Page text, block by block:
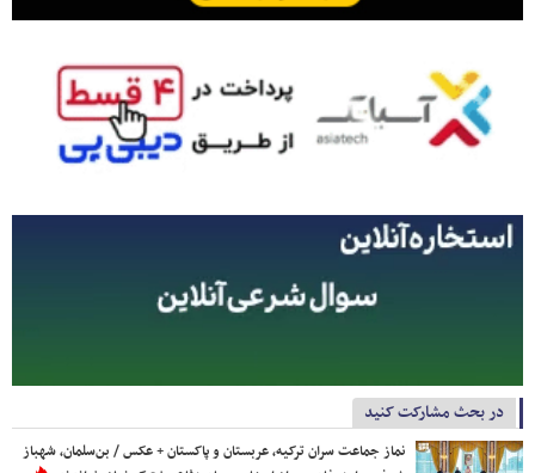
در بحث مشارکت کنید
نماز جماعت سران ترکیه، عربستان و پاکستان + عکس / بن‌سلمان، شهباز